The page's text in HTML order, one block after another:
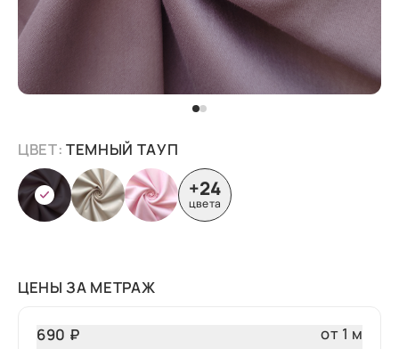
ЦВЕТ:ТЕМНЫЙ ТАУП
+24
цвета
ЦЕНЫ ЗА МЕТРАЖ
690 ₽
от 1 м